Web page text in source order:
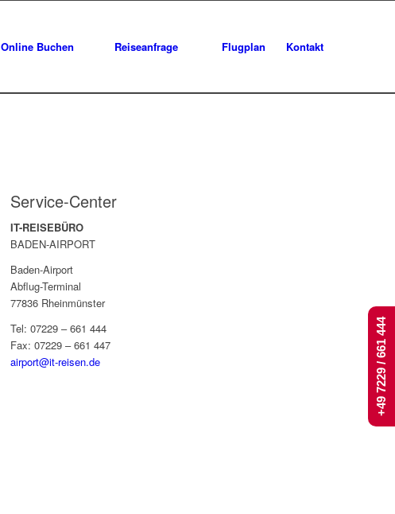
Online Buchen Reiseanfrage Flugplan Kontakt
Service-Center
IT-REISEBÜRO
BADEN-AIRPORT
Baden-Airport
Abflug-Terminal
77836 Rheinmünster
Tel: 07229 – 661 444
Fax: 07229 – 661 447
airport@it-reisen.de
+49 7229 / 661 444